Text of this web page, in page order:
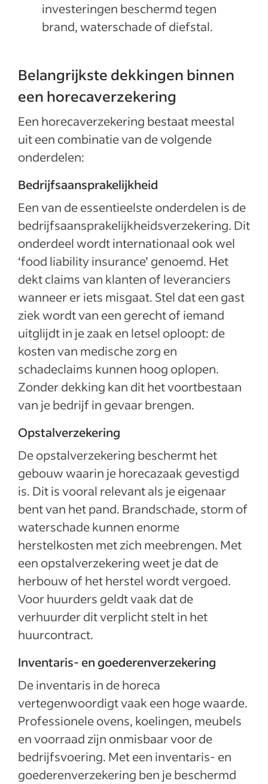
investeringen beschermd tegen
brand, waterschade of diefstal.
Belangrijkste dekkingen binnen
een horecaverzekering
Een horecaverzekering bestaat meestal
uit een combinatie van de volgende
onderdelen:
Bedrijfsaansprakelijkheid
Een van de essentieelste onderdelen is de
bedrijfsaansprakelijkheidsverzekering. Dit
onderdeel wordt internationaal ook wel
‘food liability insurance’ genoemd. Het
dekt claims van klanten of leveranciers
wanneer er iets misgaat. Stel dat een gast
ziek wordt van een gerecht of iemand
uitglijdt in je zaak en letsel oploopt: de
kosten van medische zorg en
schadeclaims kunnen hoog oplopen.
Zonder dekking kan dit het voortbestaan
van je bedrijf in gevaar brengen.
Opstalverzekering
De opstalverzekering beschermt het
gebouw waarin je horecazaak gevestigd
is. Dit is vooral relevant als je eigenaar
bent van het pand. Brandschade, storm of
waterschade kunnen enorme
herstelkosten met zich meebrengen. Met
een opstalverzekering weet je dat de
herbouw of het herstel wordt vergoed.
Voor huurders geldt vaak dat de
verhuurder dit verplicht stelt in het
huurcontract.
Inventaris- en goederenverzekering
De inventaris in de horeca
vertegenwoordigt vaak een hoge waarde.
Professionele ovens, koelingen, meubels
en voorraad zijn onmisbaar voor de
bedrijfsvoering. Met een inventaris- en
goederenverzekering ben je beschermd